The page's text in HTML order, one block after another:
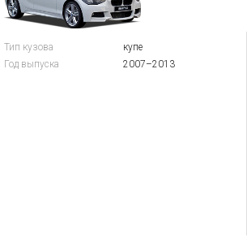
Тип кузова
купе
Год выпуска
2007–2013